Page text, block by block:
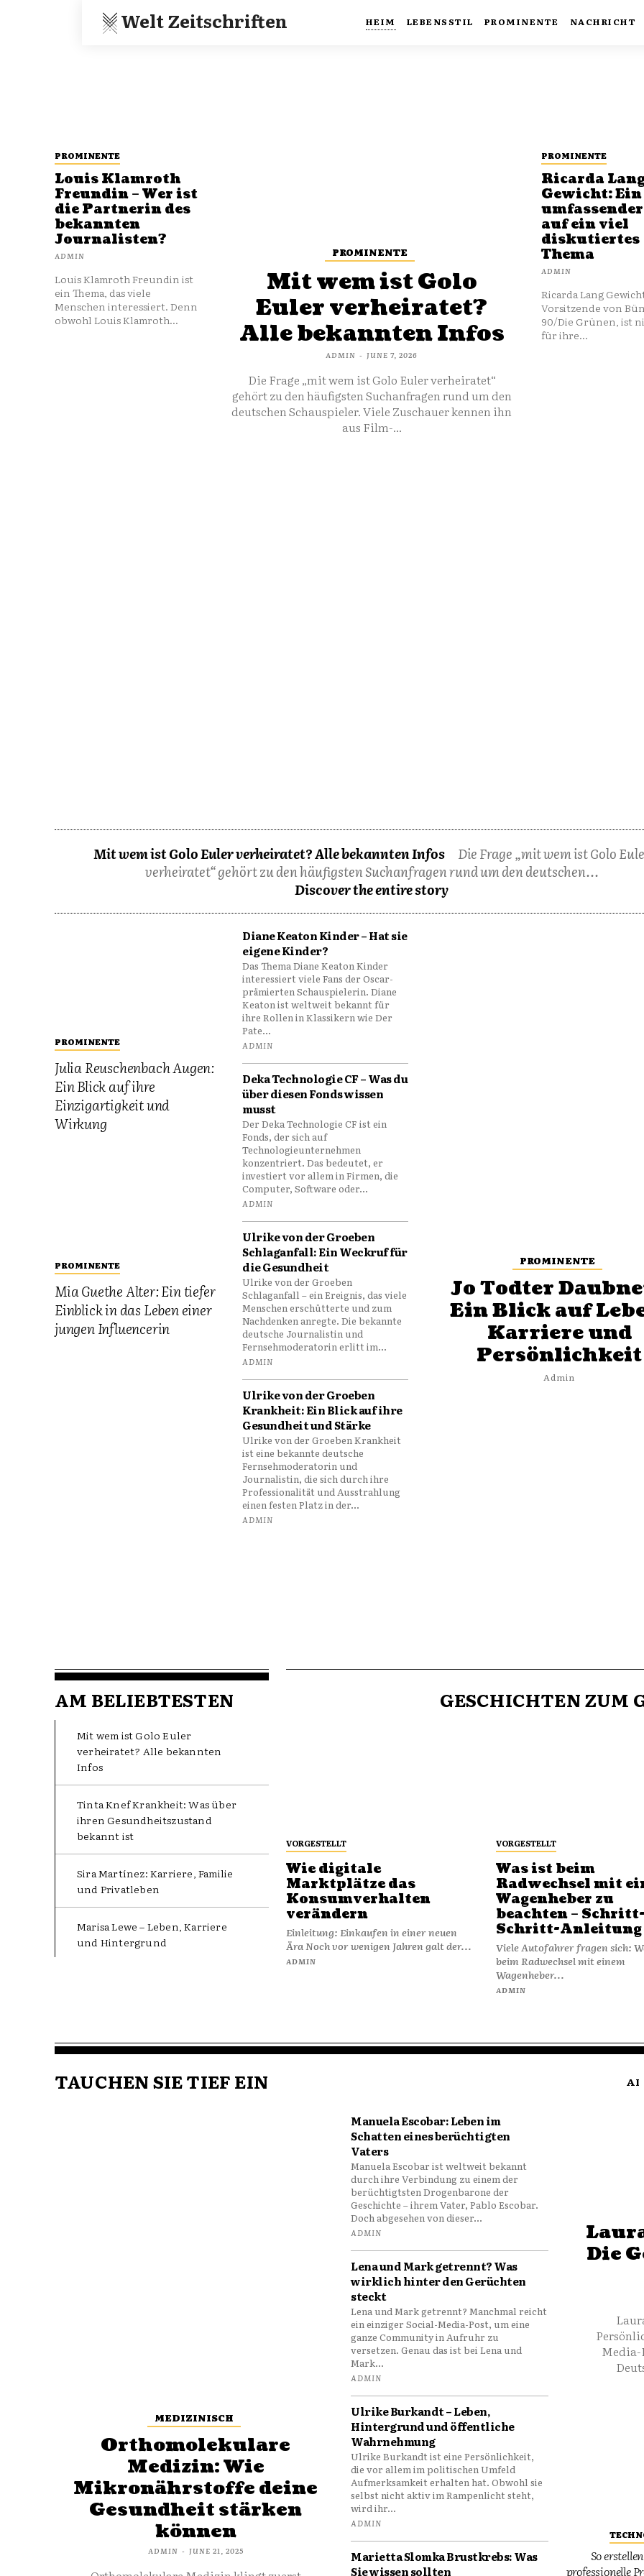
Welt Zeitschriften HEIM LEBENSSTIL PROMINENTE NACHRICHT
PROMINENTE
Louis Klamroth
Freundin – Wer ist
die Partnerin des
bekannten
Journalisten?
ADMIN
Louis Klamroth Freundin ist
ein Thema, das viele
Menschen interessiert. Denn
obwohl Louis Klamroth...
PROMINENTE
Mit wem ist Golo
Euler verheiratet?
Alle bekannten Infos
ADMIN - JUNE 7, 2026
Die Frage „mit wem ist Golo Euler verheiratet“
gehört zu den häufigsten Suchanfragen rund um den
deutschen Schauspieler. Viele Zuschauer kennen ihn
aus Film-...
PROMINENTE
Ricarda
Gewicht: Ein
auf ein viel
diskutiertes
Thema
ADMIN
Ricarda Lang
Vorsitzende von
90/Die Grünen, ist
für ihre...
Mit wem ist Golo Euler verheiratet? Alle bekannten Infos
Die Frage „mit wem ist Golo
verheiratet“ gehört zu den häufigsten Suchanfragen rund um den deutschen...
Discover the entire story
PROMINENTE
Julia Reuschenbach Augen:
Ein Blick auf ihre
Einzigartigkeit und
Wirkung
PROMINENTE
Mia Guethe Alter: Ein tiefer
Einblick in das Leben einer
jungen Influencerin
Diane Keaton Kinder – Hat sie
eigene Kinder?
Das Thema Diane Keaton Kinder
interessiert viele Fans der Oscar-
prämierten Schauspielerin. Diane
Keaton ist weltweit bekannt für
ihre Rollen in Klassikern wie Der
Pate...
ADMIN
Deka Technologie CF – Was du
über diesen Fonds wissen
musst
Der Deka Technologie CF ist ein
Fonds, der sich auf
Technologieunternehmen
konzentriert. Das bedeutet, er
investiert vor allem in Firmen, die
Computer, Software oder...
ADMIN
Ulrike von der Groeben
Schlaganfall: Ein Weckruf für
die Gesundheit
Ulrike von der Groeben
Schlaganfall – ein Ereignis, das viele
Menschen erschütterte und zum
Nachdenken anregte. Die bekannte
deutsche Journalistin und
Fernsehmoderatorin erlitt im...
ADMIN
Ulrike von der Groeben
Krankheit: Ein Blick auf ihre
Gesundheit und Stärke
Ulrike von der Groeben Krankheit
ist eine bekannte deutsche
Fernsehmoderatorin und
Journalistin, die sich durch ihre
Professionalität und Ausstrahlung
einen festen Platz in der...
ADMIN
PROMINENTE
Jo Todter
Ein Blick auf
Karriere und
Persönlichkeit
Admin
AM BELIEBTESTEN
Mit wem ist Golo Euler
verheiratet? Alle bekannten
Infos
Tinta Knef Krankheit: Was über
ihren Gesundheitszustand
bekannt ist
Sira Martínez: Karriere, Familie
und Privatleben
Marisa Lewe – Leben, Karriere
und Hintergrund
GESCHICHTEN ZUM
VORGESTELLT
Wie digitale
Marktplätze das
Konsumverhalten
verändern
Einleitung: Einkaufen in einer neuen
Ära Noch vor wenigen Jahren galt der...
ADMIN
VORGESTELLT
Was ist beim
Radwechsel mit
Wagenheber zu
beachten –
Schritt-Anleitung
Viele Autofahrer fragen sich:
beim Radwechsel mit einem
Wagenheber...
ADMIN
TAUCHEN SIE TIEF EIN AI
MEDIZINISCH
Orthomolekulare
Medizin: Wie
Mikronährstoffe deine
Gesundheit stärken
können
ADMIN - JUNE 21, 2025
Manuela Escobar: Leben im
Schatten eines berüchtigten
Vaters
Manuela Escobar ist weltweit bekannt
durch ihre Verbindung zu einem der
berüchtigtsten Drogenbarone der
Geschichte – ihrem Vater, Pablo Escobar.
Doch abgesehen von dieser...
ADMIN
Lena und Mark getrennt? Was
wirklich hinter den Gerüchten
steckt
Lena und Mark getrennt? Manchmal reicht
ein einziger Social-Media-Post, um eine
ganze Community in Aufruhr zu
versetzen. Genau das ist bei Lena und
Mark...
ADMIN
Ulrike Burkandt – Leben,
Hintergrund und öffentliche
Wahrnehmung
Ulrike Burkandt ist eine Persönlichkeit,
die vor allem im politischen Umfeld
Aufmerksamkeit erhalten hat. Obwohl sie
selbst nicht aktiv im Rampenlicht steht,
wird ihr...
ADMIN
Marietta Slomka Brustkrebs: Was
Sie wissen sollten
Die
Media-
So
professionelle